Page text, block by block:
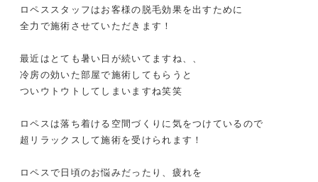
ロペススタッフはお客様の脱毛効果を出すために
全力で施術させていただきます！
最近はとても暑い日が続いてますね、、
冷房の効いた部屋で施術してもらうと
ついウトウトしてしまいますね笑笑
ロペスは落ち着ける空間づくりに気をつけているので
超リラックスして施術を受けられます！
ロペスで日頃のお悩みだったり、疲れを